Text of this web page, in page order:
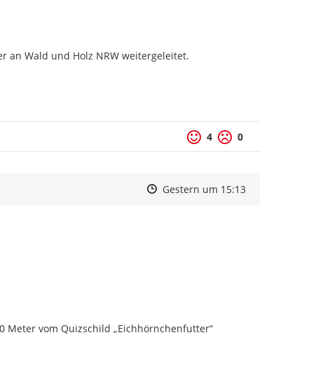
an Wald und Holz NRW weitergeleitet.
4 0
Zeitpunkt des Erstellens
Zeitpunkt des Erstellens
Gestern um 15:13Zur Äußerung
Meter vom Quizschild „Eichhörnchenfutter“